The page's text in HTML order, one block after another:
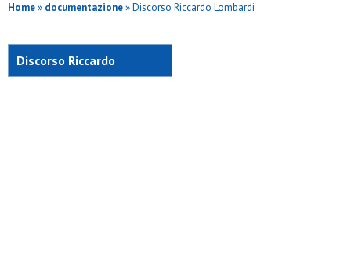
Home» documentazione» Discorso Riccardo Lombardi
Discorso Riccardo